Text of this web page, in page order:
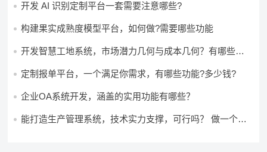
开发 AI 识别定制平台一套需要注意哪些?
构建果实成熟度模型平台，如何做?需要哪些功能
开发智慧工地系统，市场潜力几何与成本几何？有哪些前
定制报单平台，一个满足你需求，有哪些功能?多少钱?
企业OA系统开发，涵盖的实用功能有哪些？
能打造生产管理系统，技术实力支撑，可行吗？ 做一个高